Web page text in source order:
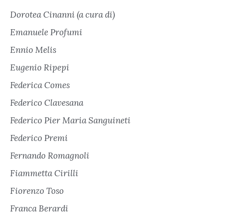
Dorotea Cinanni (a cura di)
Emanuele Profumi
Ennio Melis
Eugenio Ripepi
Federica Comes
Federico Clavesana
Federico Pier Maria Sanguineti
Federico Premi
Fernando Romagnoli
Fiammetta Cirilli
Fiorenzo Toso
Franca Berardi